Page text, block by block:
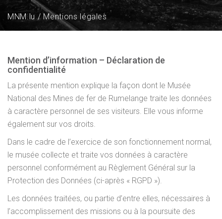
MNM.lu Mentions légales
Mention d’information – Déclaration de
confidentialité
La présente mention explique la façon dont le Musée
National des Mines de fer de Rumelange traite les données
à caractère personnel de ses visiteurs. Elle vous informe
également sur vos droits.
Dans le cadre de l’exercice de son fonctionnement normal,
le musée collecte et traite vos données à caractère
personnel conformément au Règlement Général sur la
Protection des Données (ci-après « RGPD »).
Les données traitées, ou partie d’entre elles, nécessaires à
l’accomplissement des missions ou à la poursuite des